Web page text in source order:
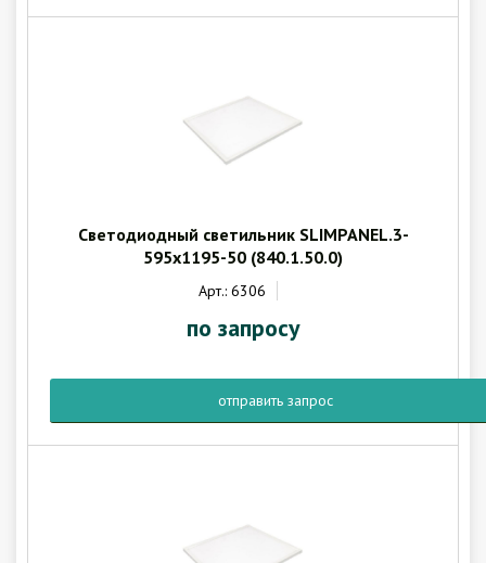
Светодиодный светильник SLIMPANEL.3-
595x1195-50 (840.1.50.0)
Арт.: 6306
по запросу
отправить запрос